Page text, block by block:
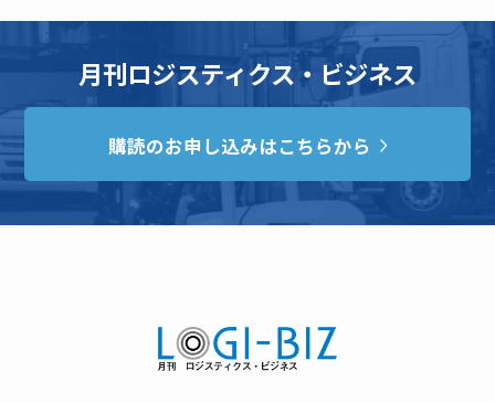
月刊ロジスティクス・ビジネス
購読のお申し込みはこちらから